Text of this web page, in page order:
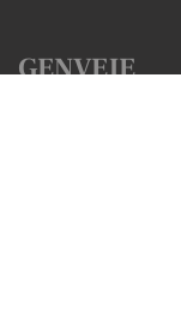
GENVEJE